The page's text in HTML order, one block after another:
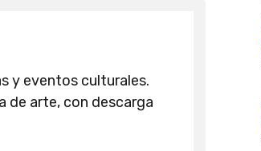
y eventos culturales.
de arte, con descarga